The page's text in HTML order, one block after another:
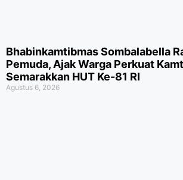
Bhabinkamtibmas Sombalabella
Pemuda, Ajak Warga Perkuat
Semarakkan HUT Ke-81 RI
Agustus 6, 2026